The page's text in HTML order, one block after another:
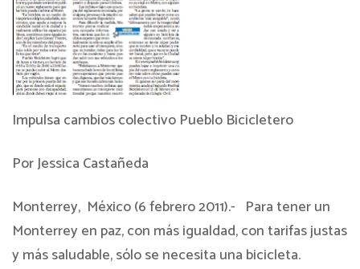
Impulsa cambios colectivo Pueblo Bicicletero
Por Jessica Castañeda
Monterrey, México (6 febrero 2011).- Para tener un
Monterrey en paz, con más igualdad, con tarifas justas
y más saludable, sólo se necesita una bicicleta.